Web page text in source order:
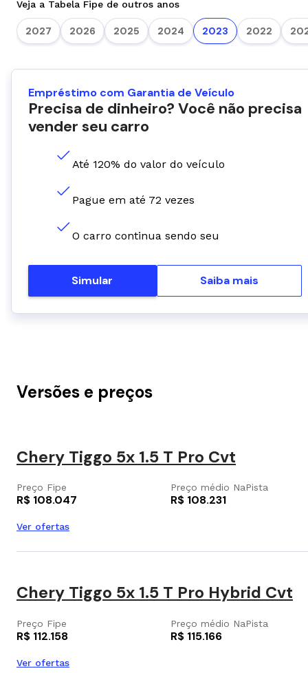
Veja a Tabela Fipe de outros anos
2027 2026 2025 2024 2023 2022
Empréstimo com Garantia de Veículo
Precisa de dinheiro? Você não precisa
vender seu carro
Até 120% do valor do veículo
Pague em até 72 vezes
O carro continua sendo seu
Simular Saiba mais
Versões e preços
Chery Tiggo 5x 1.5 T Pro Cvt
Preço Fipe
R$ 108.047
Preço médio NaPista
R$ 108.231
Ver ofertas
Chery Tiggo 5x 1.5 T Pro Hybrid Cvt
Preço Fipe
R$ 112.158
Preço médio NaPista
R$ 115.166
Ver ofertas